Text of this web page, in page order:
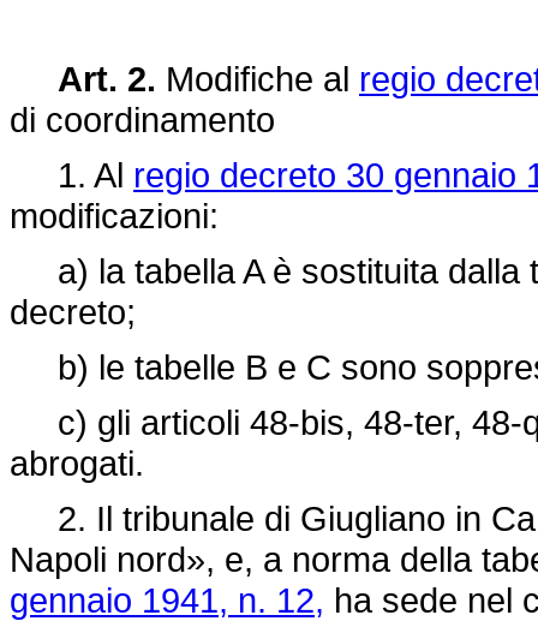
Art. 2. Modifiche al regio
di coordinamento
1. Al regio decreto 30 gennaio
modificazioni:
a) la tabella A è sostituita dalla
decreto;
b) le tabelle B e C sono
c) gli articoli 48-bis, 48-ter, 48-
abrogati.
2. Il tribunale di Giugliano in
Napoli nord», e, a norma della
gennaio 1941, n. 12, ha sede nel